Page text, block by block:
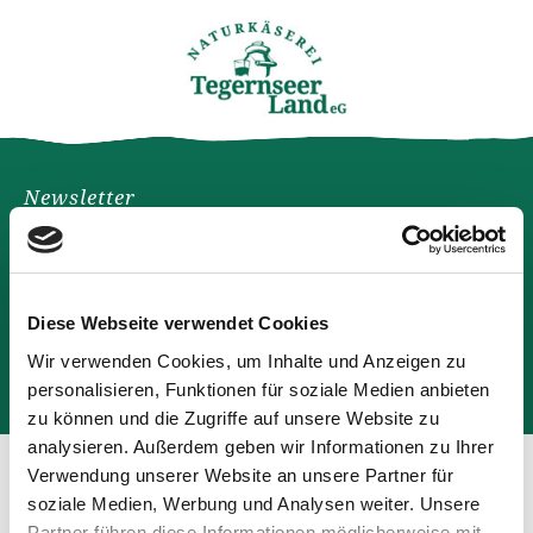
Diese Webseite verwendet Cookies
Wir verwenden Cookies, um Inhalte und Anzeigen zu
personalisieren, Funktionen für soziale Medien anbieten
zu können und die Zugriffe auf unsere Website zu
analysieren. Außerdem geben wir Informationen zu Ihrer
Verwendung unserer Website an unsere Partner für
soziale Medien, Werbung und Analysen weiter. Unsere
Newsletter
Garantiert geschmackvoll: Naturkäserei-News für Dein
Postfach.
Anmelden